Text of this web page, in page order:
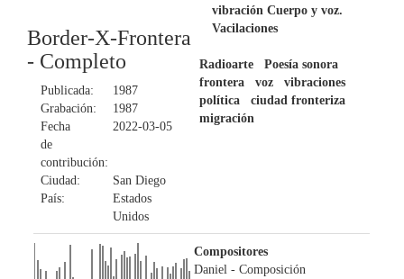
Border-X-Frontera
- Completo
Publicada:
1987
Grabación:
1987
Fecha
de
contribución:
2022-03-05
Ciudad:
San Diego
País:
Estados
Unidos
vibración Cuerpo y voz.
Vacilaciones
Radioarte
Poesía sonora
frontera
voz
vibraciones
política
ciudad fronteriza
migración
Compositores
Daniel - Composición